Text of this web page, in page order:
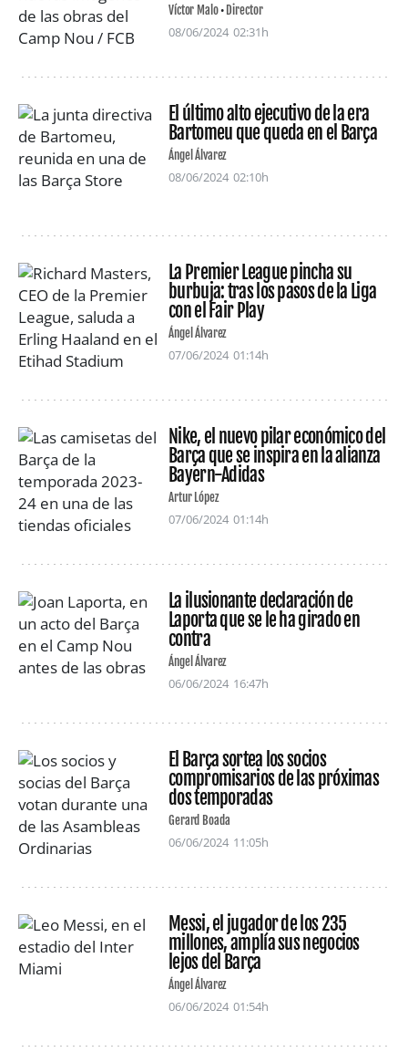
Víctor Malo Director
08/06/2024 02:31h
El último alto ejecutivo de la era
Bartomeu que queda en el Barça
Ángel Álvarez
08/06/2024 02:10h
La Premier League pincha su
burbuja: tras los pasos de la Liga
con el Fair Play
Ángel Álvarez
07/06/2024 01:14h
Nike, el nuevo pilar económico del
Barça que se inspira en la alianza
Bayern-Adidas
Artur López
07/06/2024 01:14h
La ilusionante declaración de
Laporta que se le ha girado en
contra
Ángel Álvarez
06/06/2024 16:47h
El Barça sortea los socios
compromisarios de las próximas
dos temporadas
Gerard Boada
06/06/2024 11:05h
Messi, el jugador de los 235
millones, amplía sus negocios
lejos del Barça
Ángel Álvarez
06/06/2024 01:54h